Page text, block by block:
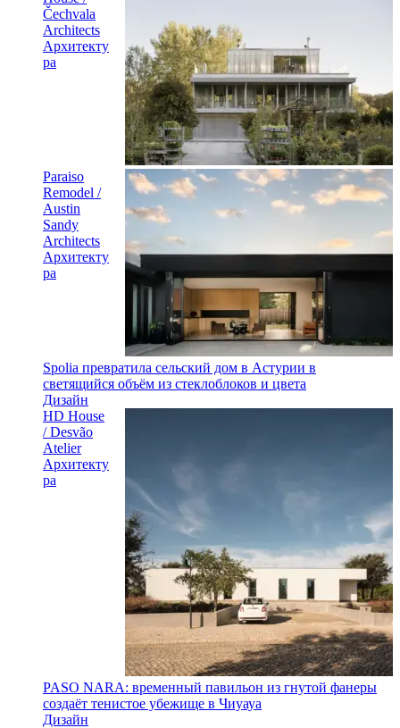
Čechvala
Architects
Архитекту
ра
Paraiso
Remodel /
Austin
Sandy
Architects
Архитекту
ра
Spolia превратила сельский дом в Астурии в
светящийся объём из стеклоблоков и цвета
Дизайн
HD House
/ Desvão
Atelier
Архитекту
ра
PASO NARA: временный павильон из гнутой фанеры
создаёт тенистое убежище в Чиуауа
Дизайн